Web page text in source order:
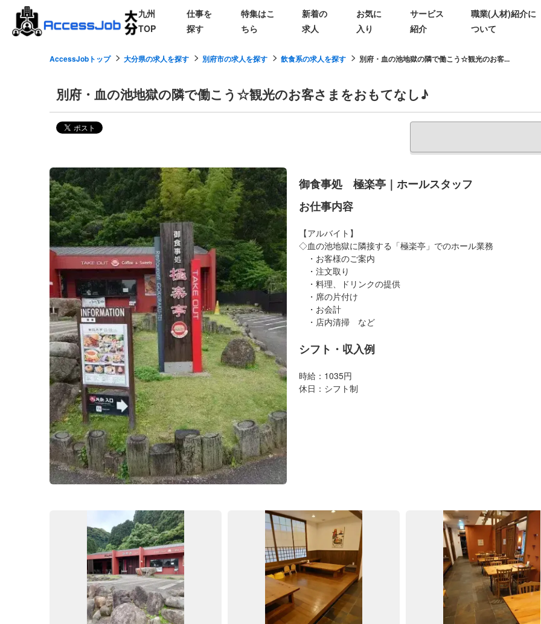
九州
TOP
仕事を
探す
特集はこ
ちら
新着の
求人
お気に
入り
サービス
紹介
職業(人材)紹介に
ついて
AccessJobトップ 大分県の求人を探す 別府市の求人を探す 飲食系の求人を探す 別府・血の池地獄の隣で働こう☆観光のお客...
別府・血の池地獄の隣で働こう☆観光のお客さまをおもてなし♪
御食事処 極楽亭｜ホールスタッフ
お仕事内容
【アルバイト】
◇血の池地獄に隣接する「極楽亭」でのホール業務
・お客様のご案内
・注文取り
・料理、ドリンクの提供
・席の片付け
・お会計
・店内清掃 など
シフト・収入例
時給：1035円
休日：シフト制